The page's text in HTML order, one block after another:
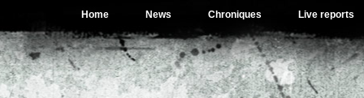
Home News Chroniques Live reports